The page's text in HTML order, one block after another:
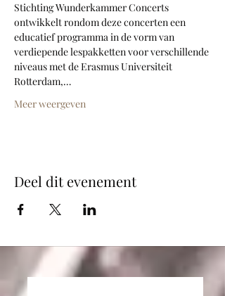
Stichting Wunderkammer Concerts
ontwikkelt rondom deze concerten een
educatief programma in de vorm van
verdiepende lespakketten voor verschillende
niveaus met de Erasmus Universiteit
Rotterdam,…
Meer weergeven
Deel dit evenement